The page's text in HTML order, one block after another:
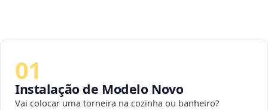
01
Instalação de Modelo Novo
Vai colocar uma torneira na cozinha ou banheiro?